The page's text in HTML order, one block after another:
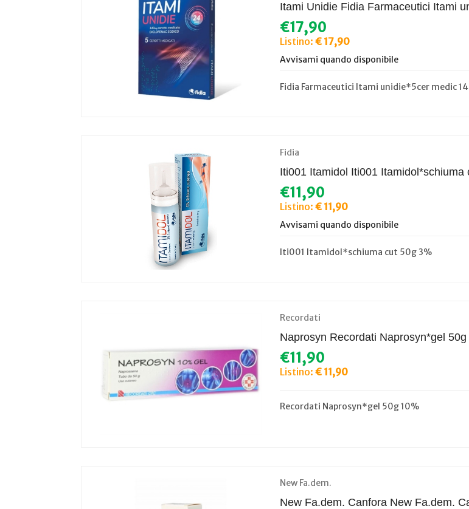
Itami Unidie Fidia Farmaceutici Itami
€17,90
Listino:€ 17,90
Avvisami quando disponibile
Fidia Farmaceutici Itami unidie*5cer medic
Fidia
Iti001 Itamidol Iti001 Itamidol*schiuma
€11,90
Listino:€ 11,90
Avvisami quando disponibile
Iti001 Itamidol*schiuma cut 50g 3%
Recordati
Naprosyn Recordati Naprosyn*gel
€11,90
Listino:€ 11,90
Recordati Naprosyn*gel 50g 10%
New Fa.dem.
New Fa.dem. Canfora New Fa.dem.